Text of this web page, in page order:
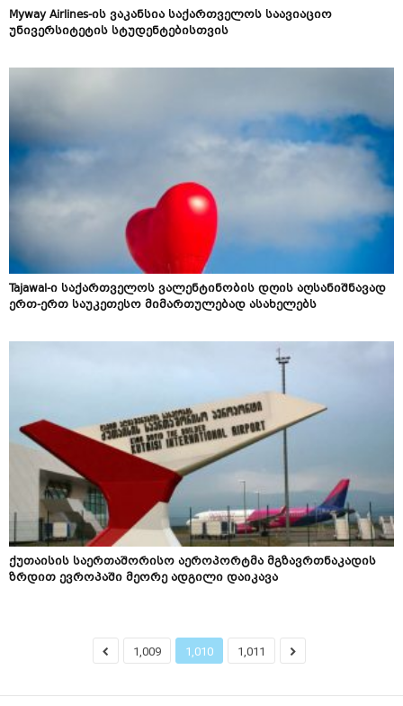
Myway Airlines-ის ვაკანსია საქართველოს საავიაციო
უნივერსიტეტის სტუდენტებისთვის
Tajawal-ი საქართველოს ვალენტინობის დღის აღსანიშნავად
ერთ-ერთ საუკეთესო მიმართულებად ასახელებს
ქუთაისის საერთაშორისო აეროპორტმა მგზავრთნაკადის
ზრდით ევროპაში მეორე ადგილი დაიკავა
1,009 1,010 1,011